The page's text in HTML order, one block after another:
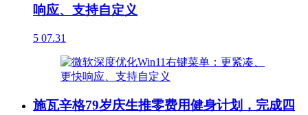
响应、支持自定义
5 07.31
施瓦辛格79岁庆生推零费用健身计划，完成四